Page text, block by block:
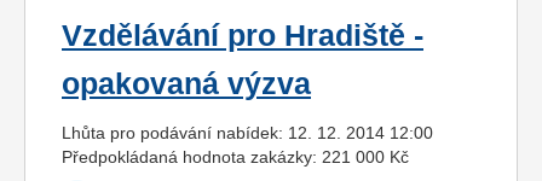
Vzdělávání pro Hradiště -
opakovaná výzva
Lhůta pro podávání nabídek: 12. 12. 2014 12:00
Předpokládaná hodnota zakázky: 221 000 Kč